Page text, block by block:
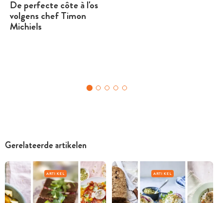
De perfecte côte à l'os
volgens chef Timon
Michiels
Gerelateerde artikelen
ARTIKEL ARTIKEL